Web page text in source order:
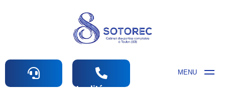
MENU
Actualités comptables